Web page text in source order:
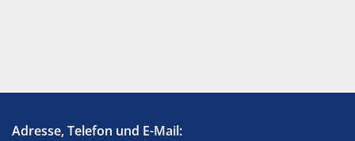
Adresse, Telefon und E-Mail: